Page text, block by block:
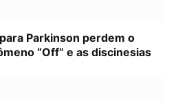
Parkinson perdem o
“Off” e as discinesias